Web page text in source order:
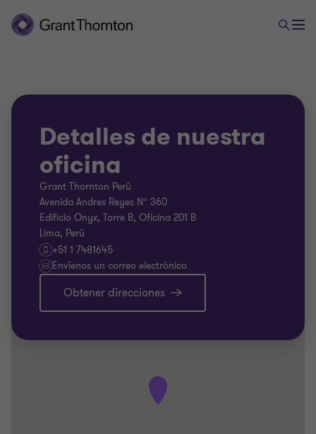
Detalles de nuestra
oficina
Grant Thornton Perú
Avenida Andres Reyes N° 360
Edificio Onyx, Torre B, Oficina 201 B
Lima, Perú
+51 1 7481645
Envíenos un correo electrónico
Obtener direcciones